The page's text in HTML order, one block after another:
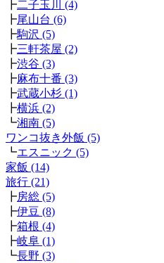
┣二子玉川 (4)
┣尾山台 (6)
┣駒沢 (5)
┣三軒茶屋 (2)
┣渋谷 (3)
┣麻布十番 (3)
┣武蔵小杉 (1)
┣横浜 (2)
┗湘南 (5)
ワンコ抜き外飯 (5)
┗エスニック (5)
家飯 (14)
旅行 (21)
┣房総 (5)
┣伊豆 (8)
┣箱根 (4)
┣岐阜 (1)
┗長野 (3)